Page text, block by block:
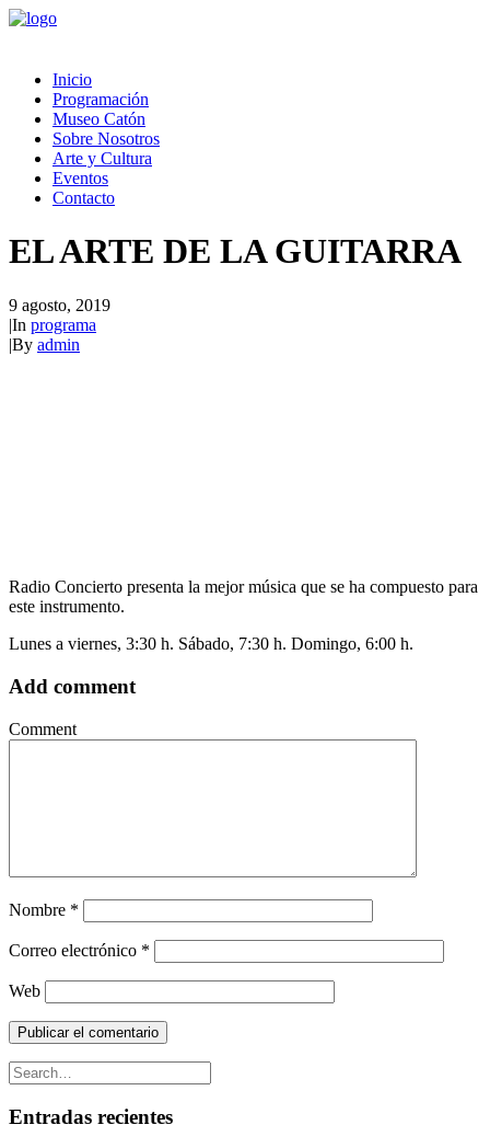
Inicio
Programación
Museo Catón
Sobre Nosotros
Arte y Cultura
Eventos
Contacto
EL ARTE DE LA GUITARRA
9 agosto, 2019
|In programa
|By admin
Radio Concierto presenta la mejor música que se ha compuesto para
este instrumento.
Lunes a viernes, 3:30 h. Sábado, 7:30 h. Domingo, 6:00 h.
Add comment
Comment
Nombre *
Correo electrónico *
Web
Entradas recientes